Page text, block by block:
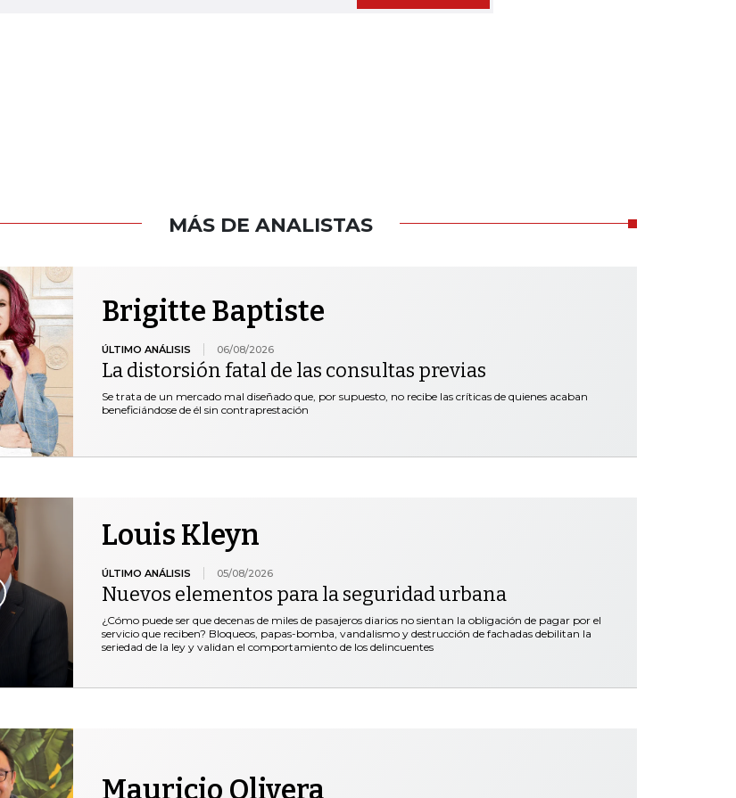
MÁS DE ANALISTAS
Brigitte Baptiste
ÚLTIMO ANÁLISIS 06/08/2026
La distorsión fatal de las consultas previas
Se trata de un mercado mal diseñado que, por supuesto, no recibe las críticas de quienes acaban
beneficiándose de él sin contraprestación
Louis Kleyn
ÚLTIMO ANÁLISIS 05/08/2026
Nuevos elementos para la seguridad urbana
¿Cómo puede ser que decenas de miles de pasajeros diarios no sientan la obligación de pagar por el
servicio que reciben? Bloqueos, papas-bomba, vandalismo y destrucción de fachadas debilitan la
seriedad de la ley y validan el comportamiento de los delincuentes
Mauricio Olivera